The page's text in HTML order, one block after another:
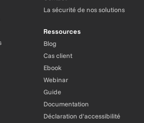
La sécurité de nos solutions
Ressources
Blog
Cas client
Ebook
Webinar
Guide
Documentation
Déclaration d'accessibilité